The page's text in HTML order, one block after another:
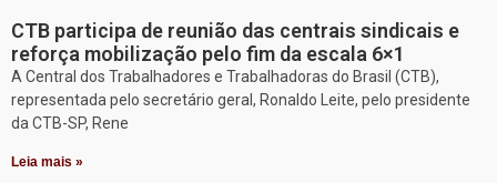
CTB participa de reunião das centrais sindicais e
reforça mobilização pelo fim da escala 6×1
A Central dos Trabalhadores e Trabalhadoras do Brasil (CTB),
representada pelo secretário geral, Ronaldo Leite, pelo presidente
da CTB-SP, Rene
Leia mais »